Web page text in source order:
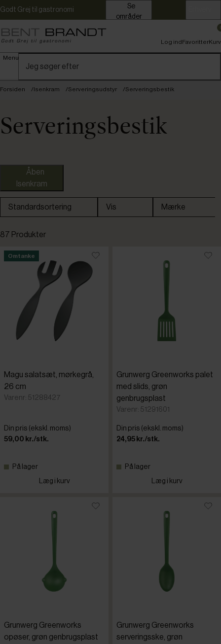
Godt Grej til gastronomi
områder
Menu
Log indFavoritterKurv
Forsiden Isenkram Serveringsudstyr Serveringsbestik
Serveringsbestik
Isenkram
Standardsortering
Laveste pris
Højeste pris
Tilføjet for nylig
Vis Mærke
Amefa
87 Produkter
Omtanke
Magu salatsæt, mørkegrå,
26 cm
Varenr: 51288427
Din pris (ekskl. moms)
59,00 kr./stk.
På lager
Læg i kurv
Grunwerg Greenworks palet
med slids, grøn
genbrugsplast
Varenr: 51291601
Din pris (ekskl. moms)
24,95 kr./stk.
På lager
Læg i kurv
Grunwerg Greenworks
opøser, grøn genbrugsplast
Grunwerg Greenworks
serveringsske, grøn